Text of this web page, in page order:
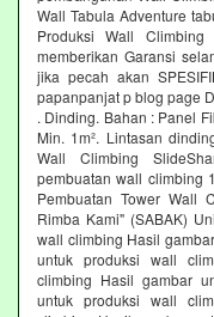
Wall Tabula Adventure
Produksi Wall
memberikan Garansi
jika pecah akan
papanpanjat p blog page
. Dinding. Bahan : Panel
Min. 1m². Lintasan
Wall Climbing
pembuatan wall climbing
Pembuatan Tower Wall
Rimba Kami" (SABAK)
wall climbing Hasil
untuk produksi wall
climbing Hasil gambar
untuk produksi wall